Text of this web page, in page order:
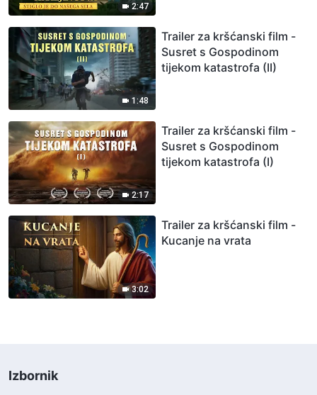
2:47
1:48
Trailer za kršćanski film -
Susret s Gospodinom
tijekom katastrofa (II)
2:17
Trailer za kršćanski film -
Susret s Gospodinom
tijekom katastrofa (I)
3:02
Trailer za kršćanski film -
Kucanje na vrata
Izbornik